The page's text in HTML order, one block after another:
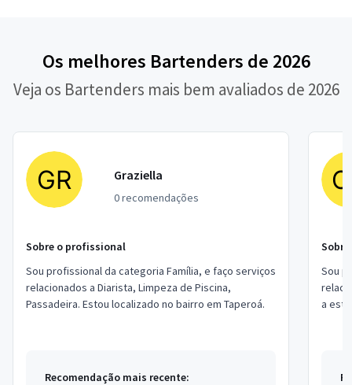
Os melhores Bartenders de 2026
Veja os Bartenders mais bem avaliados de 2026
Graziella
0 recomendações
Sobre o profissional
Sou profissional da categoria Família, e faço serviços
relacionados a Diarista, Limpeza de Piscina,
Passadeira. Estou localizado no bairro em Taperoá.
Recomendação mais recente:
Sou
a